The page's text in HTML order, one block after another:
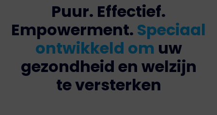
Puur. Effectief.
Empowerment. Speciaal
ontwikkeld om uw
gezondheid en welzijn
te versterken